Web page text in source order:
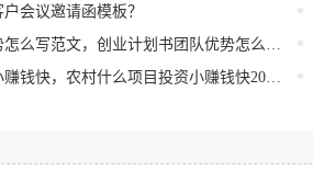
会议邀请函模板？
范文，创业计划书团队优势怎么写范文模板？
钱快，农村什么项目投资小赚钱快2021？